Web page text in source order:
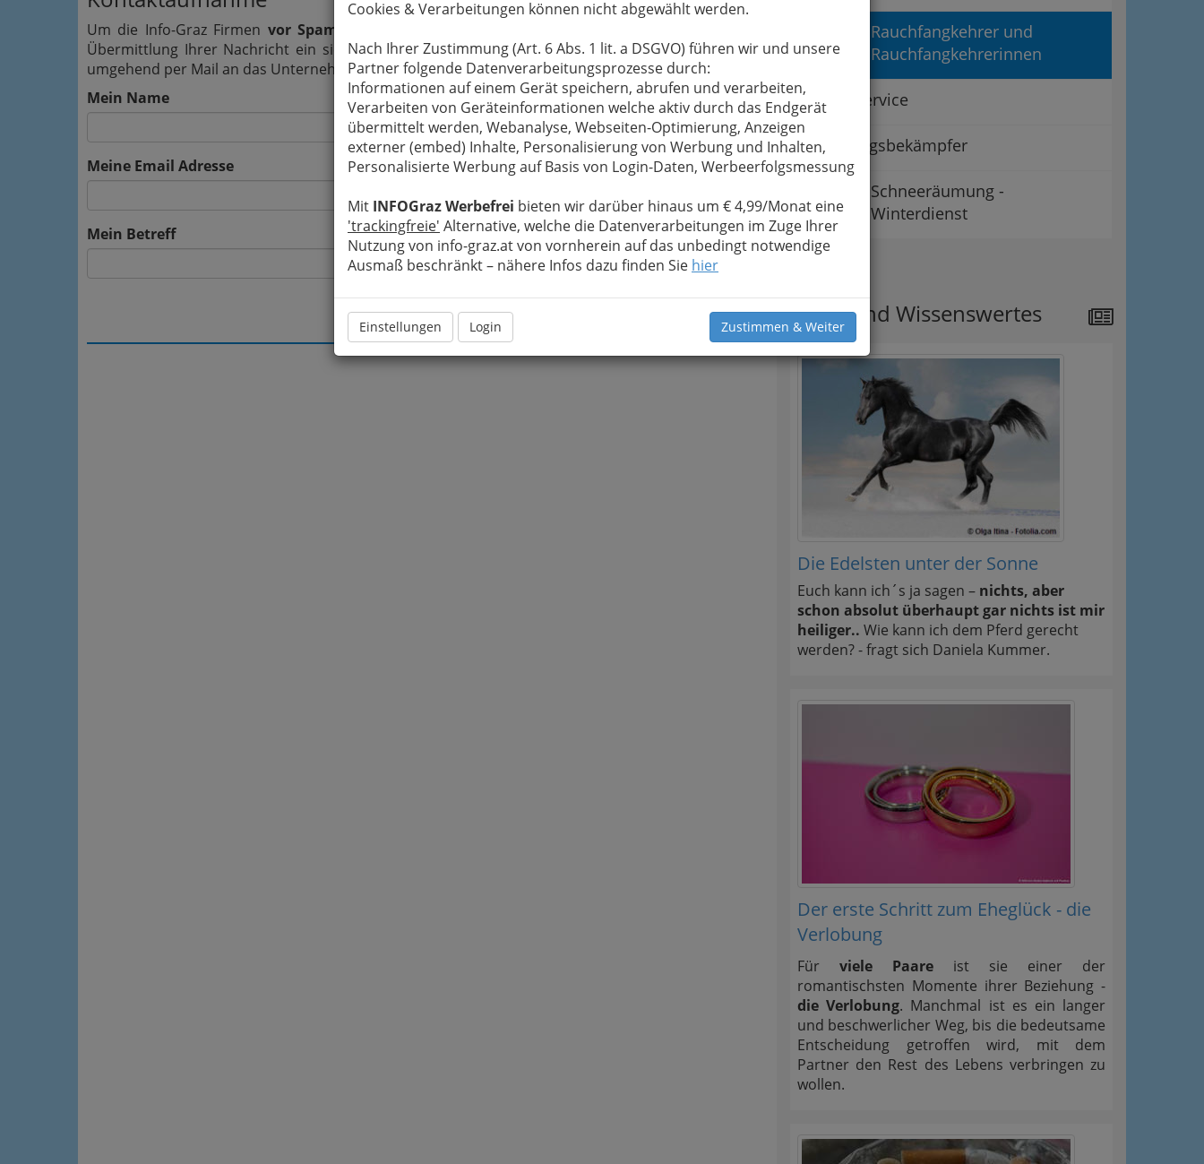
Cookies & Verarbeitungen können nicht abgewählt werden.
Nach Ihrer Zustimmung (Art. 6 Abs. 1 lit. a DSGVO) führen wir und unsere
Partner folgende Datenverarbeitungsprozesse durch:
Informationen auf einem Gerät speichern, abrufen und verarbeiten,
Verarbeiten von Geräteinformationen welche aktiv durch das Endgerät
übermittelt werden, Webanalyse, Webseiten-Optimierung, Anzeigen
externer (embed) Inhalte, Personalisierung von Werbung und Inhalten,
Personalisierte Werbung auf Basis von Login-Daten, Werbeerfolgsmessung
Mit INFOGraz Werbefrei bieten wir darüber hinaus um € 4,99/Monat eine
'trackingfreie' Alternative, welche die Datenverarbeitungen im Zuge Ihrer
Nutzung von info-graz.at von vornherein auf das unbedingt notwendige
Ausmaß beschränkt – nähere Infos dazu finden Sie hier
Einstellungen Login Zustimmen & Weiter
Um die Info-Graz Firmen vor Spam-Mails zu bewahren
Übermittlung Ihrer Nachricht ein sicheres Formular. Ihre Nachricht wird nach dem Absenden
umgehend per Mail an das Unternehmen Rauchfangkehrer Dörffel Günther weitergeleitet.
Mein Name
Meine Email Adresse
Mein Betreff
Meine Nachricht
Meine Nachricht senden
Rauchfangkehrer und
Rauchfangkehrerinnen
Ölofenservice
Schädlingsbekämpfer
Schneeräumung -
Winterdienst
News und Wissenswertes
Die Edelsten unter der Sonne
Euch kann ich´s ja sagen – nichts, aber
schon absolut überhaupt gar nichts ist mir
heiliger.. Wie kann ich dem Pferd gerecht
werden? - fragt sich Daniela Kummer.
Der erste Schritt zum Eheglück - die
Verlobung
Für viele Paare ist sie einer der
romantischsten Momente ihrer Beziehung -
die Verlobung. Manchmal ist es ein langer
und beschwerlicher Weg, bis die bedeutsame
Entscheidung getroffen wird, mit dem
Partner den Rest des Lebens verbringen zu
wollen.